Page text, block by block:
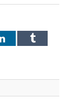
LinkedInTumblr